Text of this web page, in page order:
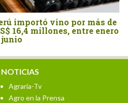
Perú: Agroexportaciones
crecen 4.9%, pero con un
sector partido en dos
NOTICIAS
Agraria-Tv
Agro en la Prensa